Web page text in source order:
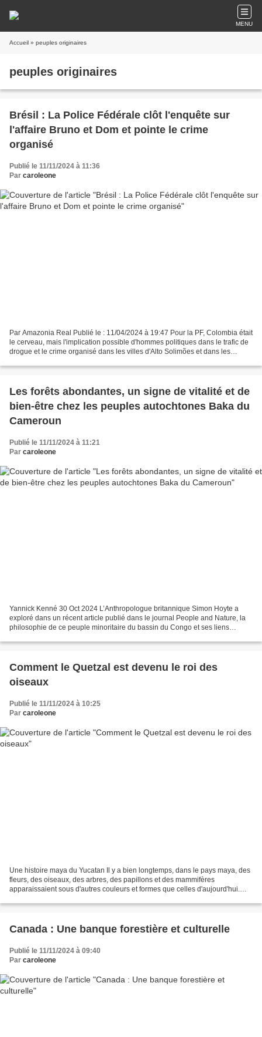
MENU
Accueil » peuples originaires
peuples originaires
Brésil : La Police Fédérale clôt l'enquête sur
l'affaire Bruno et Dom et pointe le crime
organisé
Publié le 11/11/2024 à 11:36
Par caroleone
Par Amazonia Real Publié le : 11/04/2024 à 19:47 Pour la PF, Colombia était
le cerveau, mais l'implication possible d'hommes politiques dans le trafic de
drogue et le crime organisé dans les villes d'Alto Solimões et dans les
Les forêts abondantes, un signe de vitalité et de
bien-être chez les peuples autochtones Baka du
Cameroun
Publié le 11/11/2024 à 11:21
Par caroleone
Yannick Kenné 30 Oct 2024 L’Anthropologue britannique Simon Hoyte a
exploré dans un récent article publié dans le journal People and Nature, la
philosophie de ce peuple minoritaire du bassin du Congo et ses liens
Comment le Quetzal est devenu le roi des
oiseaux
Publié le 11/11/2024 à 10:25
Par caroleone
Une histoire maya du Yucatan Il y a bien longtemps, dans le pays maya, des
fleurs, des oiseaux, des arbres, des papillons et des mammifères
apparaissaient sous d'autres couleurs et formes que celles d'aujourd'hui.
Canada : Une banque forestière et culturelle
Publié le 11/11/2024 à 09:40
Par caroleone